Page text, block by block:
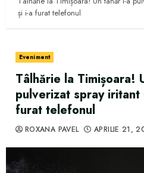
și i-a furat telefonul
Eveniment
Tâlhărie la Timișoara!
pulverizat spray iritant
furat telefonul
ROXANA PAVEL APRILIE 21,